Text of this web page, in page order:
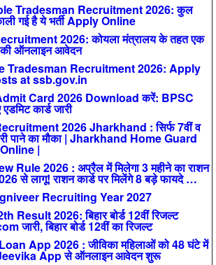
Tradesman Recruitment 2026: कुल
गई है ये भर्ती Apply Online
2026: कोयला मंत्रालय के तहत एक
की ऑनलाइन आवेदन
Tradesman Recruitment 2026: Apply
at ssb.gov.in
Card 2026 Download करें: BPSC
कार्ड जारी
2026 Jharkhand : सिर्फ 7वीं व
पाने का मौका | Jharkhand Home Guard
|
Rule 2026 : अप्रैल में मिलेगा 3 महीने का राशन
से लागू! राशन कार्ड पर मिलेंगे 8 बड़े फायदे …
Recruiting Year 2027
Result 2026: बिहार बोर्ड 12वीं रिजल्ट
बिहार बोर्ड 12वीं का रिजल्ट
App 2026 : जीविका महिलाओं को 48 घंटे में
App से ऑनलाइन आवेदन शुरू